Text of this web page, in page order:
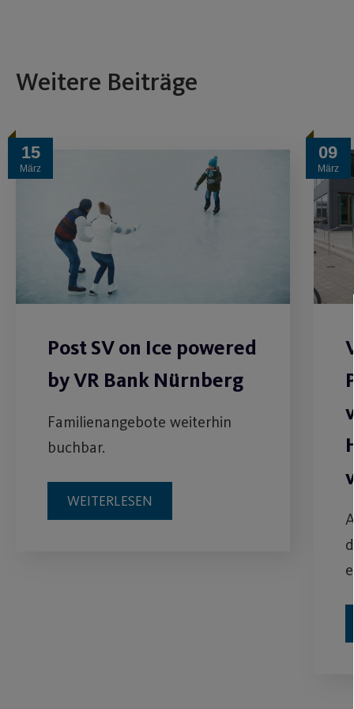
Weitere Beiträge
15
März
Post SV on Ice powered
by VR Bank Nürnberg
Familienangebote weiterhin
buchbar.
WEITERLESEN
09
März